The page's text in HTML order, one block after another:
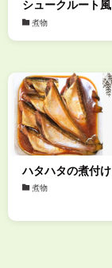
シュークルート風
煮物
ハタハタの煮付け
煮物